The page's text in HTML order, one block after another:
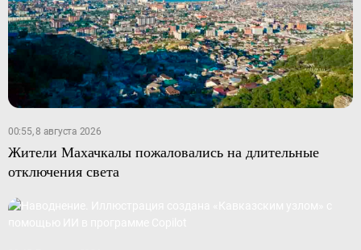
00:55, 8 августа 2026
Жители Махачкалы пожаловались на длительные
отключения света